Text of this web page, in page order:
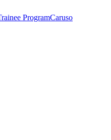
ProgramCaruso